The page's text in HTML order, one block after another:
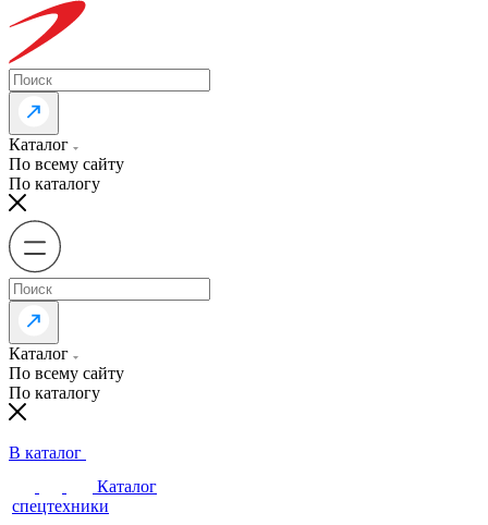
Каталог
По всему сайту
По каталогу
Каталог
По всему сайту
По каталогу
В каталог
Каталог
спецтехники